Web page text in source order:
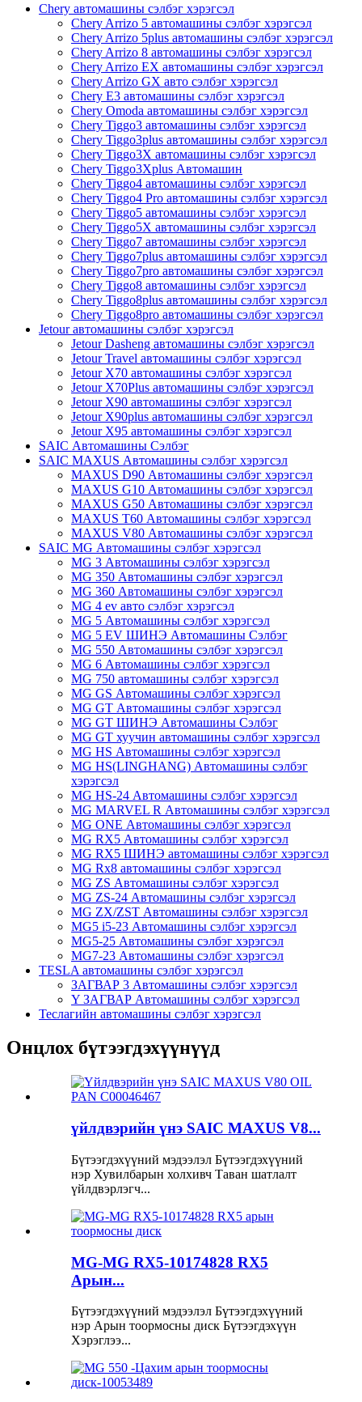
Chery автомашины сэлбэг хэрэгсэл
Chery Arrizo 5 автомашины сэлбэг хэрэгсэл
Chery Arrizo 5plus автомашины сэлбэг хэрэгсэл
Chery Arrizo 8 автомашины сэлбэг хэрэгсэл
Chery Arrizo EX автомашины сэлбэг хэрэгсэл
Chery Arrizo GX авто сэлбэг хэрэгсэл
Chery E3 автомашины сэлбэг хэрэгсэл
Chery Omoda автомашины сэлбэг хэрэгсэл
Chery Tiggo3 автомашины сэлбэг хэрэгсэл
Chery Tiggo3plus автомашины сэлбэг хэрэгсэл
Chery Tiggo3X автомашины сэлбэг хэрэгсэл
Chery Tiggo3Xplus Автомашин
Chery Tiggo4 автомашины сэлбэг хэрэгсэл
Chery Tiggo4 Pro автомашины сэлбэг хэрэгсэл
Chery Tiggo5 автомашины сэлбэг хэрэгсэл
Chery Tiggo5X автомашины сэлбэг хэрэгсэл
Chery Tiggo7 автомашины сэлбэг хэрэгсэл
Chery Tiggo7plus автомашины сэлбэг хэрэгсэл
Chery Tiggo7pro автомашины сэлбэг хэрэгсэл
Chery Tiggo8 автомашины сэлбэг хэрэгсэл
Chery Tiggo8plus автомашины сэлбэг хэрэгсэл
Chery Tiggo8pro автомашины сэлбэг хэрэгсэл
Jetour автомашины сэлбэг хэрэгсэл
Jetour Dasheng автомашины сэлбэг хэрэгсэл
Jetour Travel автомашины сэлбэг хэрэгсэл
Jetour X70 автомашины сэлбэг хэрэгсэл
Jetour X70Plus автомашины сэлбэг хэрэгсэл
Jetour X90 автомашины сэлбэг хэрэгсэл
Jetour X90plus автомашины сэлбэг хэрэгсэл
Jetour X95 автомашины сэлбэг хэрэгсэл
SAIC Автомашины Сэлбэг
SAIC MAXUS Автомашины сэлбэг хэрэгсэл
MAXUS D90 Автомашины сэлбэг хэрэгсэл
MAXUS G10 Автомашины сэлбэг хэрэгсэл
MAXUS G50 Автомашины сэлбэг хэрэгсэл
MAXUS T60 Автомашины сэлбэг хэрэгсэл
MAXUS V80 Автомашины сэлбэг хэрэгсэл
SAIC MG Автомашины сэлбэг хэрэгсэл
MG 3 Автомашины сэлбэг хэрэгсэл
MG 350 Автомашины сэлбэг хэрэгсэл
MG 360 Автомашины сэлбэг хэрэгсэл
MG 4 ev авто сэлбэг хэрэгсэл
MG 5 Автомашины сэлбэг хэрэгсэл
MG 5 EV ШИНЭ Автомашины Сэлбэг
MG 550 Автомашины сэлбэг хэрэгсэл
MG 6 Автомашины сэлбэг хэрэгсэл
MG 750 автомашины сэлбэг хэрэгсэл
MG GS Автомашины сэлбэг хэрэгсэл
MG GT Автомашины сэлбэг хэрэгсэл
MG GT ШИНЭ Автомашины Сэлбэг
MG GT хуучин автомашины сэлбэг хэрэгсэл
MG HS Автомашины сэлбэг хэрэгсэл
MG HS(LINGHANG) Автомашины сэлбэг
хэрэгсэл
MG HS-24 Автомашины сэлбэг хэрэгсэл
MG MARVEL R Автомашины сэлбэг хэрэгсэл
MG ONE Автомашины сэлбэг хэрэгсэл
MG RX5 Автомашины сэлбэг хэрэгсэл
MG RX5 ШИНЭ автомашины сэлбэг хэрэгсэл
MG Rx8 автомашины сэлбэг хэрэгсэл
MG ZS Автомашины сэлбэг хэрэгсэл
MG ZS-24 Автомашины сэлбэг хэрэгсэл
MG ZX/ZST Автомашины сэлбэг хэрэгсэл
MG5 i5-23 Автомашины сэлбэг хэрэгсэл
MG5-25 Автомашины сэлбэг хэрэгсэл
MG7-23 Автомашины сэлбэг хэрэгсэл
TESLA автомашины сэлбэг хэрэгсэл
ЗАГВАР 3 Автомашины сэлбэг хэрэгсэл
Y ЗАГВАР Автомашины сэлбэг хэрэгсэл
Теслагийн автомашины сэлбэг хэрэгсэл
Онцлох бүтээгдэхүүнүүд
үйлдвэрийн үнэ SAIC MAXUS V8...
Бүтээгдэхүүний мэдээлэл Бүтээгдэхүүний
нэр Хувилбарын холхивч Таван шатлалт
үйлдвэрлэгч...
MG-MG RX5-10174828 RX5
Арын...
Бүтээгдэхүүний мэдээлэл Бүтээгдэхүүний
нэр Арын тоормосны диск Бүтээгдэхүүн
Хэрэглээ...